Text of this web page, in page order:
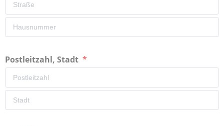
Postleitzahl, Stadt